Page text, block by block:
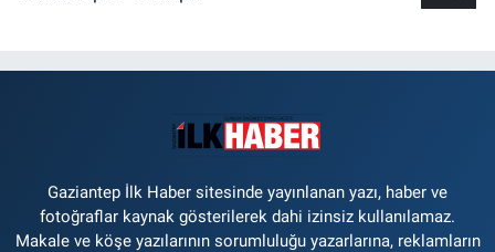
Gaziantep İlk Haber sitesinde yayınlanan yazı, haber ve
fotoğraflar kaynak gösterilerek dahi izinsiz kullanılamaz.
Makale ve köşe yazılarının sorumluluğu yazarlarına, reklamların